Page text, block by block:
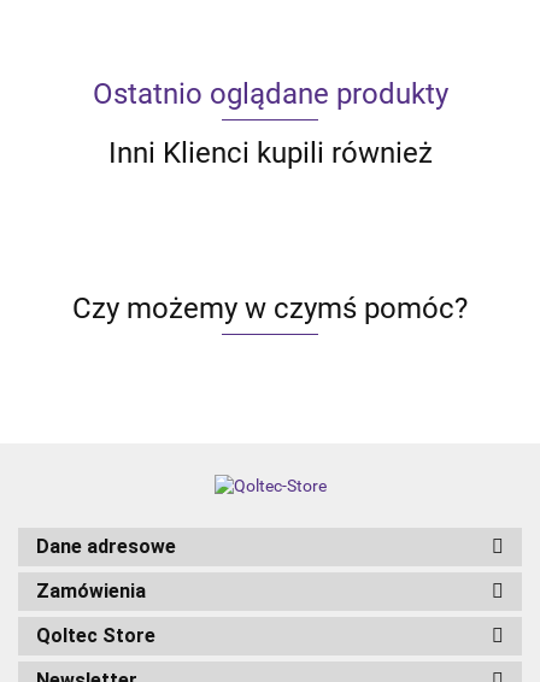
Ostatnio oglądane produkty
Inni Klienci kupili również
Czy możemy w czymś pomóc?
Dane adresowe
Zamówienia
Qoltec Store